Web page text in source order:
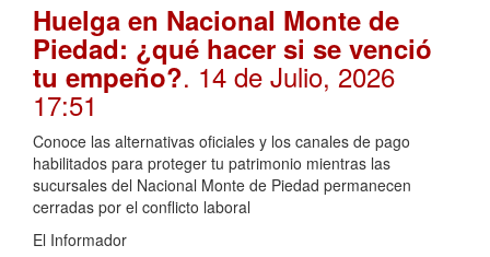
Huelga en Nacional Monte de
Piedad: ¿qué hacer si se venció
tu empeño?. 14 de Julio, 2026
17:51
Conoce las alternativas oficiales y los canales de pago
habilitados para proteger tu patrimonio mientras las
sucursales del Nacional Monte de Piedad permanecen
cerradas por el conflicto laboral
El Informador